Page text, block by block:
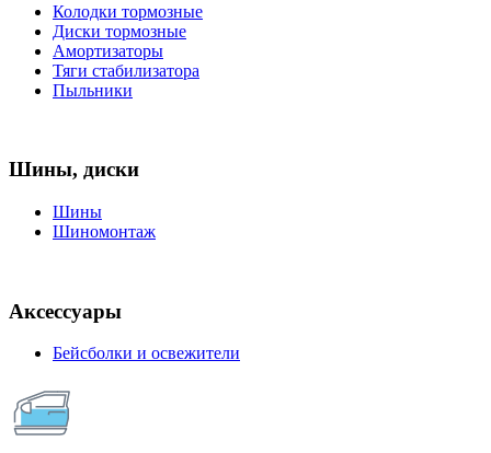
Колодки тормозные
Диски тормозные
Амортизаторы
Тяги стабилизатора
Пыльники
Шины, диски
Шины
Шиномонтаж
Аксессуары
Бейсболки и освежители